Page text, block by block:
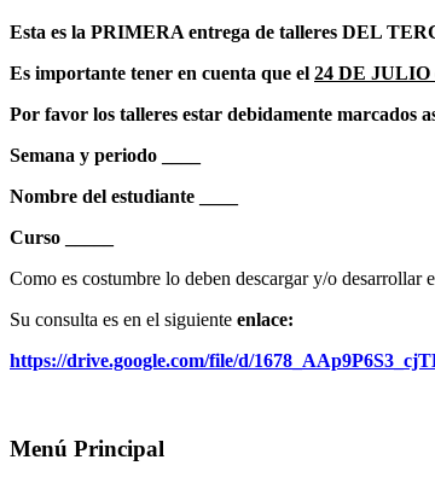
Esta es la PRIMERA entrega de talleres DEL
Es importante tener en cuenta que el 24 DE JULIO
Por favor los talleres estar debidamente marcados
Semana y periodo ____
Nombre del estudiante ____
Curso _____
Como es costumbre lo deben descargar y/o desarrollar
Su consulta es en el siguiente enlace:
https://drive.google.com/file/d/
Menú Principal